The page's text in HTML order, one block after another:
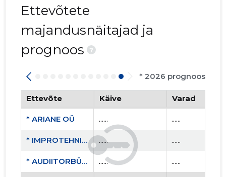
Ettevõtete
majandusnäitajad ja
prognoos
?
* 2026 prognoos
Ettevõte Käive Varad
* ARIANE OÜ ...... ......
* IMPROTEHNIK OÜ ...... ......
* AUDIITORBÜROO RKT OÜ ...... ......